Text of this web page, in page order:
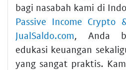
bagi nasabah kami di
Passive Income Crypto
JualSaldo.com, Anda
edukasi keuangan
yang sangat praktis.